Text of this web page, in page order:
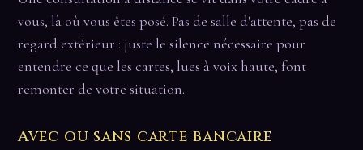
vous, là où vous êtes posé. Pas de salle d'attente, pas de
regard extérieur : juste le silence nécessaire pour
entendre ce que les cartes, lues à voix haute, font
remonter de votre situation.
Avec ou sans carte bancaire